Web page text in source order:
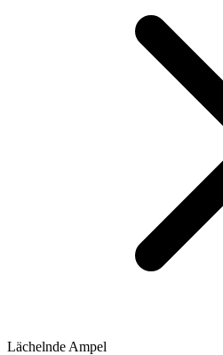
Lächelnde Ampel